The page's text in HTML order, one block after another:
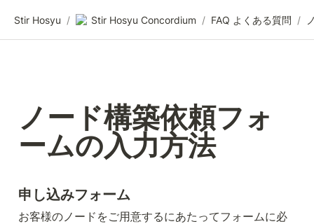
Stir Hosyu / Stir Hosyu Concordium / FAQ よくある質問 /
ノード構築依頼フォ
ームの入力方法
申し込みフォーム
お客様のノードをご用意するにあたってフォームに必